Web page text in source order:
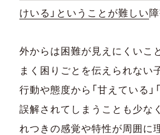
けいる」ということが難しい
外からは困難が見えにくいこ
まく困りごとを伝えられない
行動や態度から「甘えている」
誤解されてしまうことも少な
れつきの感覚や特性が周囲に